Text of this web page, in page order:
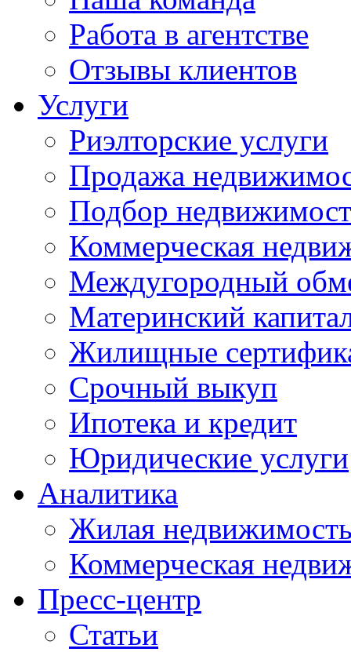
Работа в агентстве
Отзывы клиентов
Услуги
Риэлторские услуги
Продажа
Подбор
Коммерческая
Междугородный
Материнский
Жилищные
Срочный выкуп
Ипотека и кредит
Юридические услуги
Аналитика
Жилая
Коммерческая
Пресс-центр
Статьи